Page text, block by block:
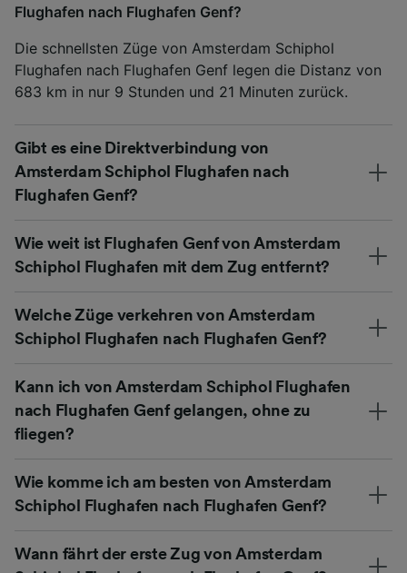
Flughafen nach Flughafen Genf?
Die schnellsten Züge von Amsterdam Schiphol
Flughafen nach Flughafen Genf legen die Distanz von
683 km in nur 9 Stunden und 21 Minuten zurück.
Gibt es eine Direktverbindung von
Amsterdam Schiphol Flughafen nach
Flughafen Genf?
Wie weit ist Flughafen Genf von Amsterdam
Schiphol Flughafen mit dem Zug entfernt?
Welche Züge verkehren von Amsterdam
Schiphol Flughafen nach Flughafen Genf?
Kann ich von Amsterdam Schiphol Flughafen
nach Flughafen Genf gelangen, ohne zu
fliegen?
Wie komme ich am besten von Amsterdam
Schiphol Flughafen nach Flughafen Genf?
Wann fährt der erste Zug von Amsterdam